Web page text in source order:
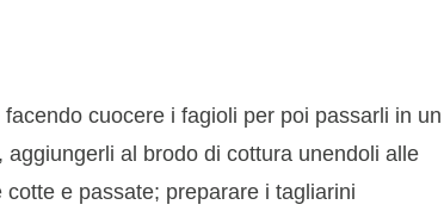
cuocere i fagioli per poi passarli in un
aggiungerli al brodo di cottura unendoli alle
e passate; preparare i tagliarini